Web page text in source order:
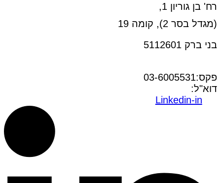
רח' בן גוריון 1,
(מגדל בסר 2), קומה 19
בני ברק 5112601
פקס:03-6005531
דוא"ל:
Linkedin-in